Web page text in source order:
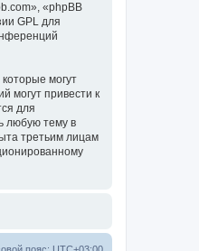
«phpBB
GPL для
могут
могут привести к
для
любую тему в
третьим лицам